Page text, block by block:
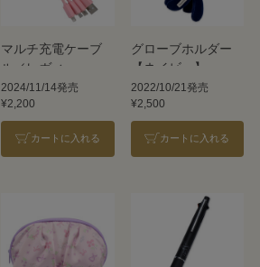
マルチ充電ケーブ
ル／レヴィ
2024/11/14発売
¥2,200
カートに入れる
グローブホルダー
【ネイビー】
2022/10/21発売
¥2,500
カートに入れる